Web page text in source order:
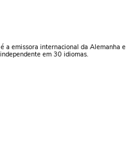
a emissora internacional da Alemanha e
em 30 idiomas.